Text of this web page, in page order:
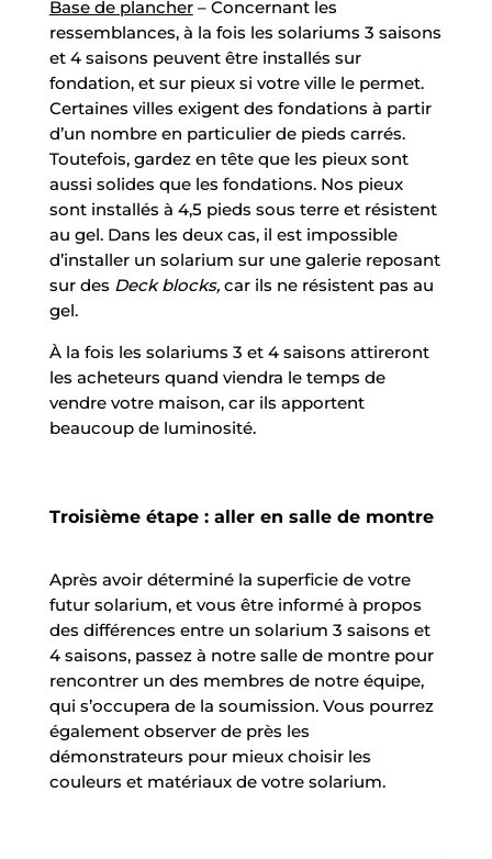
Base de plancher– Concernant les
ressemblances, à la fois les solariums 3 saisons
et 4 saisons peuvent être installés sur
fondation, et sur pieux si votre ville le permet.
Certaines villes exigent des fondations à partir
d’un nombre en particulier de pieds carrés.
Toutefois, gardez en tête que les pieux sont
aussi solides que les fondations. Nos pieux
sont installés à 4,5 pieds sous terre et résistent
au gel. Dans les deux cas, il est impossible
d’installer un solarium sur une galerie reposant
sur des Deck blocks,car ils ne résistent pas au
gel.
À la fois les solariums 3 et 4 saisons attireront
les acheteurs quand viendra le temps de
vendre votre maison, car ils apportent
beaucoup de luminosité.
Troisième étape : aller en salle de montre
Après avoir déterminé la superficie de votre
futur solarium, et vous être informé à propos
des différences entre un solarium 3 saisons et
4 saisons, passez à notre salle de montre pour
rencontrer un des membres de notre équipe,
qui s’occupera de la soumission. Vous pourrez
également observer de près les
démonstrateurs pour mieux choisir les
couleurs et matériaux de votre solarium.